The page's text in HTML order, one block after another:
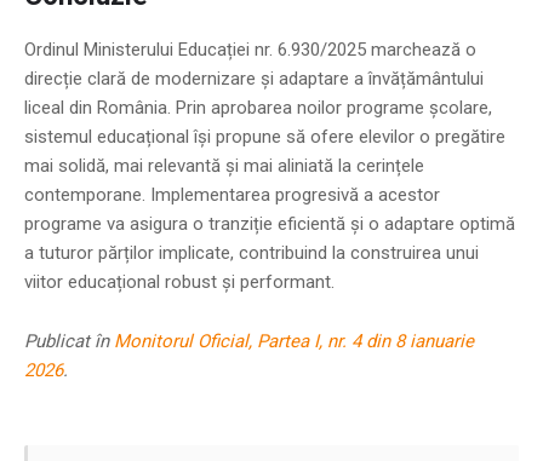
Ordinul Ministerului Educației nr. 6.930/2025 marchează o
direcție clară de modernizare și adaptare a învățământului
liceal din România. Prin aprobarea noilor programe școlare,
sistemul educațional își propune să ofere elevilor o pregătire
mai solidă, mai relevantă și mai aliniată la cerințele
contemporane. Implementarea progresivă a acestor
programe va asigura o tranziție eficientă și o adaptare optimă
a tuturor părților implicate, contribuind la construirea unui
viitor educațional robust și performant.
Publicat în Monitorul Oficial, Partea I, nr. 4 din 8 ianuarie
2026.